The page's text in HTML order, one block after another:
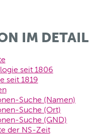
IM DETAIL
seit 1806
seit 1819
Suche (Namen)
Suche (Ort)
Suche (GND)
der NS-Zeit